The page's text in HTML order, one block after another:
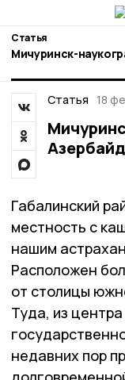
Статья
Мичуринск-
Статья 18
Габалинский
местность с
нашим
Расположен
от столицы
Туда, из
недавних пор